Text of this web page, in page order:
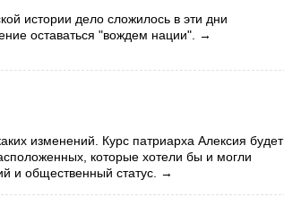
истории дело сложилось в эти дни
оставаться "вождем нации".
→
изменений. Курс патриарха Алексия будет
которые хотели бы и могли
и общественный статус.
→